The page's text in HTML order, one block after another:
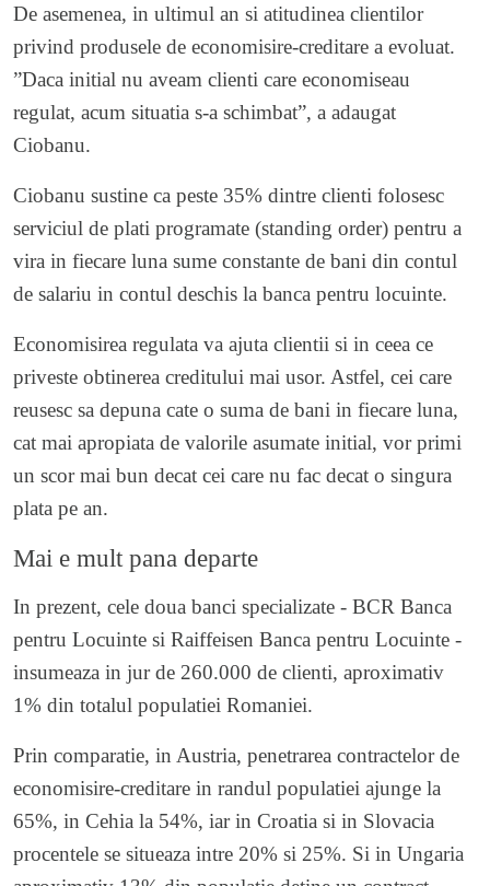
De asemenea, in ultimul an si atitudinea clientilor
privind produsele de economisire-creditare a evoluat.
”Daca initial nu aveam clienti care economiseau
regulat, acum situatia s-a schimbat”, a adaugat
Ciobanu.
Ciobanu sustine ca peste 35% dintre clienti folosesc
serviciul de plati programate (standing order) pentru a
vira in fiecare luna sume constante de bani din contul
de salariu in contul deschis la banca pentru locuinte.
Economisirea regulata va ajuta clientii si in ceea ce
priveste obtinerea creditului mai usor. Astfel, cei care
reusesc sa depuna cate o suma de bani in fiecare luna,
cat mai apropiata de valorile asumate initial, vor primi
un scor mai bun decat cei care nu fac decat o singura
plata pe an.
Mai e mult pana departe
In prezent, cele doua banci specializate - BCR Banca
pentru Locuinte si Raiffeisen Banca pentru Locuinte -
insumeaza in jur de 260.000 de clienti, aproximativ
1% din totalul populatiei Romaniei.
Prin comparatie, in Austria, penetrarea contractelor de
economisire-creditare in randul populatiei ajunge la
65%, in Cehia la 54%, iar in Croatia si in Slovacia
procentele se situeaza intre 20% si 25%. Si in Ungaria